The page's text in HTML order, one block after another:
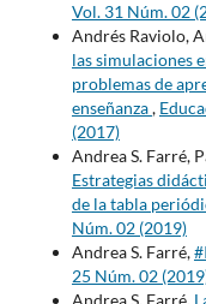
Vol. 31 Núm. 02
Andrés Raviolo,
las simulaciones
problemas de
enseñanza,
(2017)
Andrea S. Farré,
Estrategias
de la tabla
Núm. 02 (2019)
Andrea S. Farré,
25 Núm. 02